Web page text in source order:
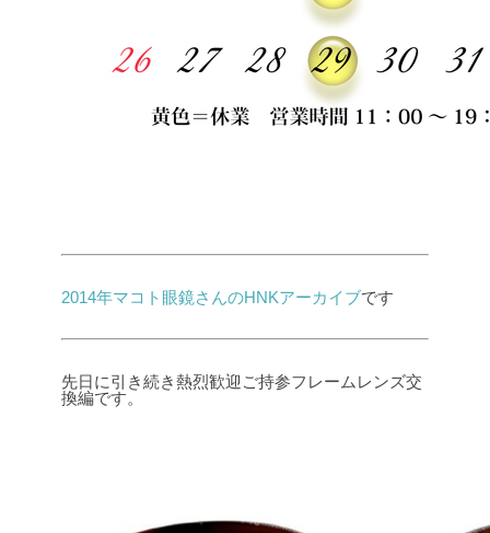
2014年マコト眼鏡さんのHNKアーカイブです
先日に引き続き熱烈歓迎ご持参フレームレンズ交
換編です。